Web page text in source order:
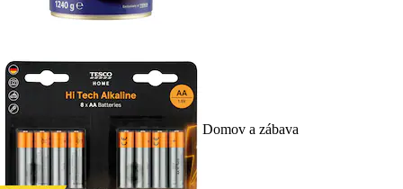
Domov a zábava